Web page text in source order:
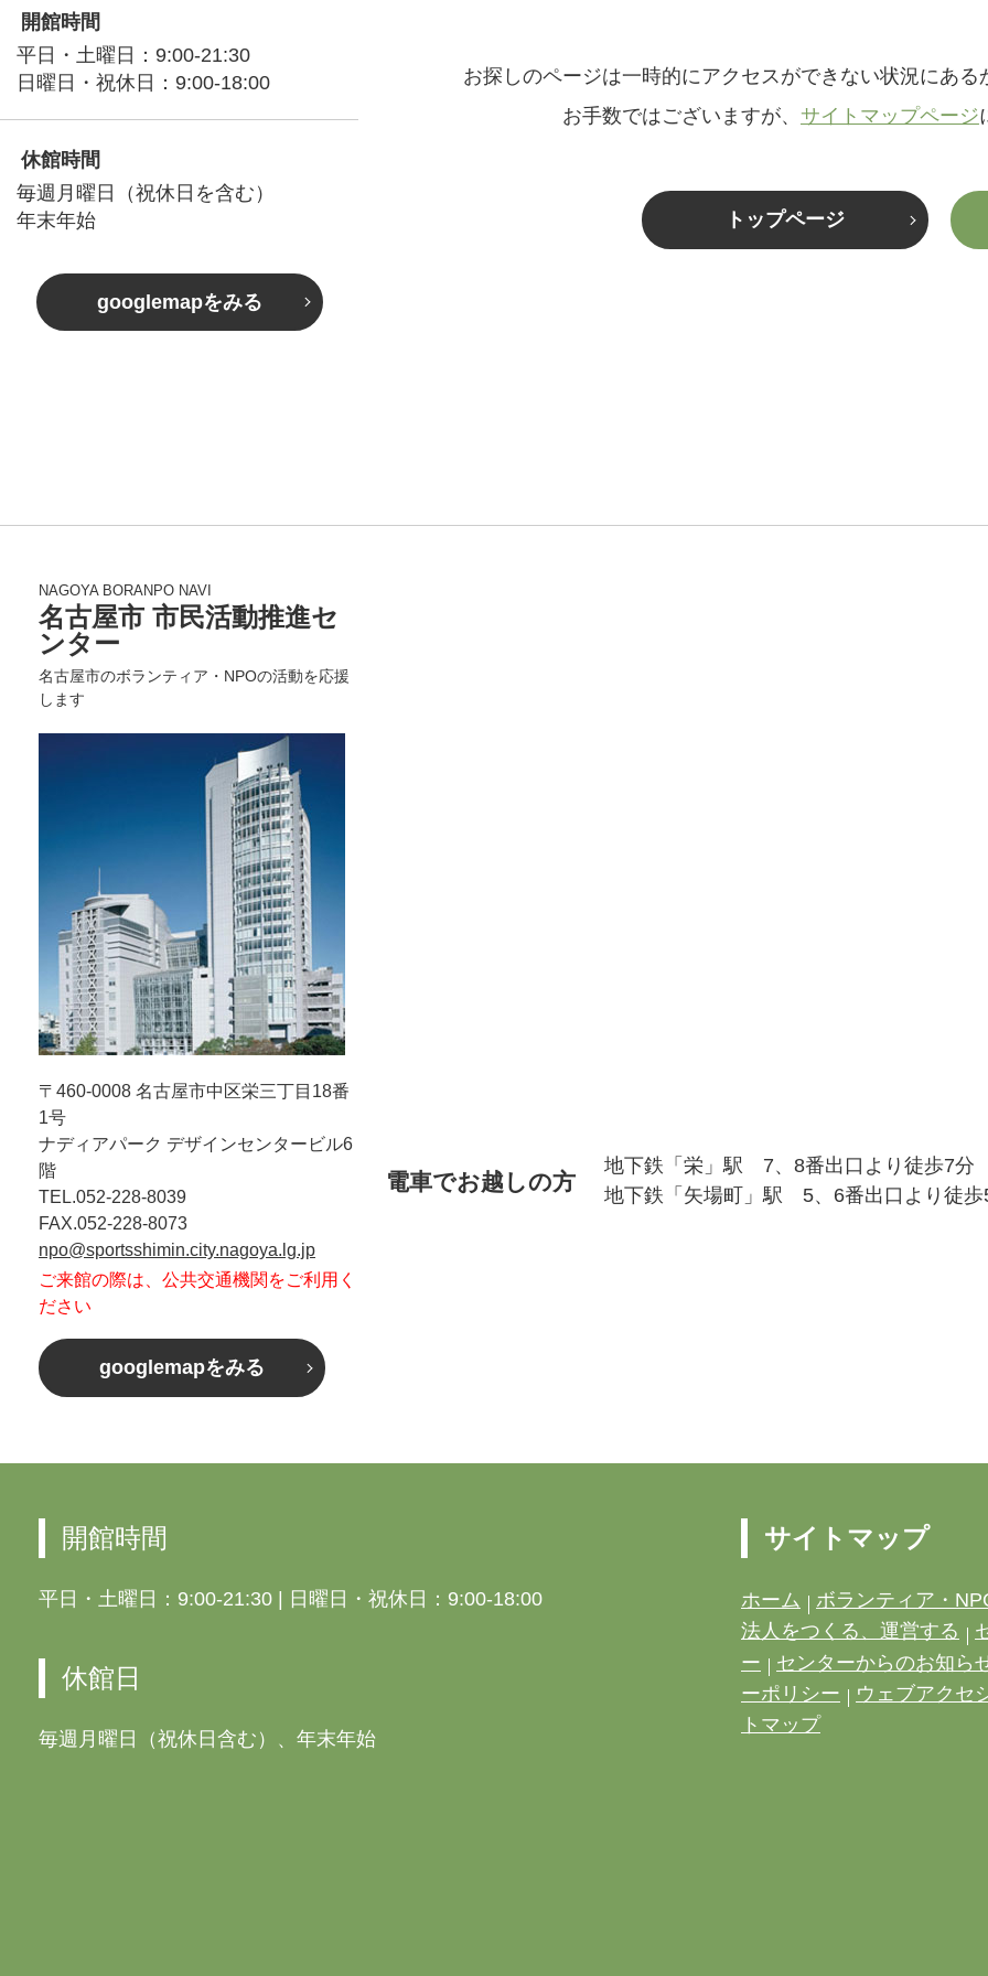
開館時間
平日・土曜日：9:00-21:30
日曜日・祝休日：9:00-18:00
休館時間
毎週月曜日（祝休日を含む）
年末年始
googlemapをみる
お探しのページは一時的にアクセスができない状況にあ
お手数ではございますが、 サイトマップページ
トップページ
NAGOYA BORANPO NAVI
名古屋市 市民活動推進セ
ンター
名古屋市のボランティア・NPOの活動を応援
します
〒460-0008 名古屋市中区栄三丁目18番
1号
ナディアパーク デザインセンタービル6
階
TEL.052-228-8039
FAX.052-228-8073
npo@sportsshimin.city.nagoya.lg.jp
ご来館の際は、公共交通機関をご利用く
ださい
googlemapをみる
電車でお越しの方
地下鉄「栄」駅 7、8番出口より徒歩7分
地下鉄「矢場町」駅 5、6番出口より徒歩
開館時間
平日・土曜日：9:00-21:30 | 日曜日・祝休日：9:00-18:00
休館日
毎週月曜日（祝休日含む）、年末年始
サイトマップ
ホーム
ボランティア・
法人をつくる、運営する
ー
センターからのお知ら
ーポリシー
ウェブアクセ
トマップ